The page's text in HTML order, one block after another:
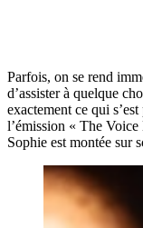
Parfois, on se rend
d’assister à quelque
exactement ce qui
l’émission « The
Sophie est montée sur